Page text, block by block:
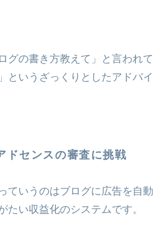
グの書き方教えて」と言われて
というざっくりとしたアドバイ
ドセンスの審査に挑戦
ていうのはブログに広告を自動
たい収益化のシステムです。